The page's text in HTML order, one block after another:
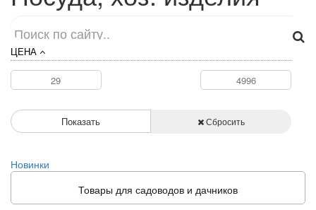
ЦЕНА
Показать Сбросить
Новинки
Товары для садоводов и дачников